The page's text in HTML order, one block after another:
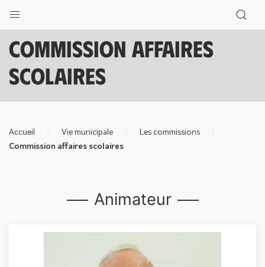
Commission affaires
scolaires
Accueil Vie municipale
Les commissions
Commission affaires scolaires
Animateur